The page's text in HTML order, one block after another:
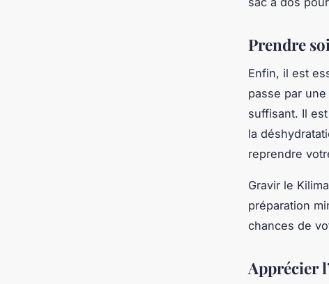
Prendre
Enfin, il est
passe par
suffisant. Il
la
reprendre
Gravir le
préparation
chances de
Apprécier